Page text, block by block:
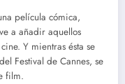
película cómica,
a añadir aquellos
Y mientras ésta se
Festival de Cannes, se
film.